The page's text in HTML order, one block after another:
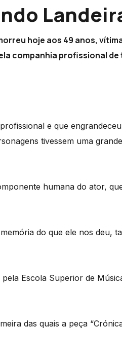
hoje aos 49 anos,
companhia profissional
e que
tivessem uma
humana do ator,
do que ele nos deu,
Escola Superior de
das quais a peça